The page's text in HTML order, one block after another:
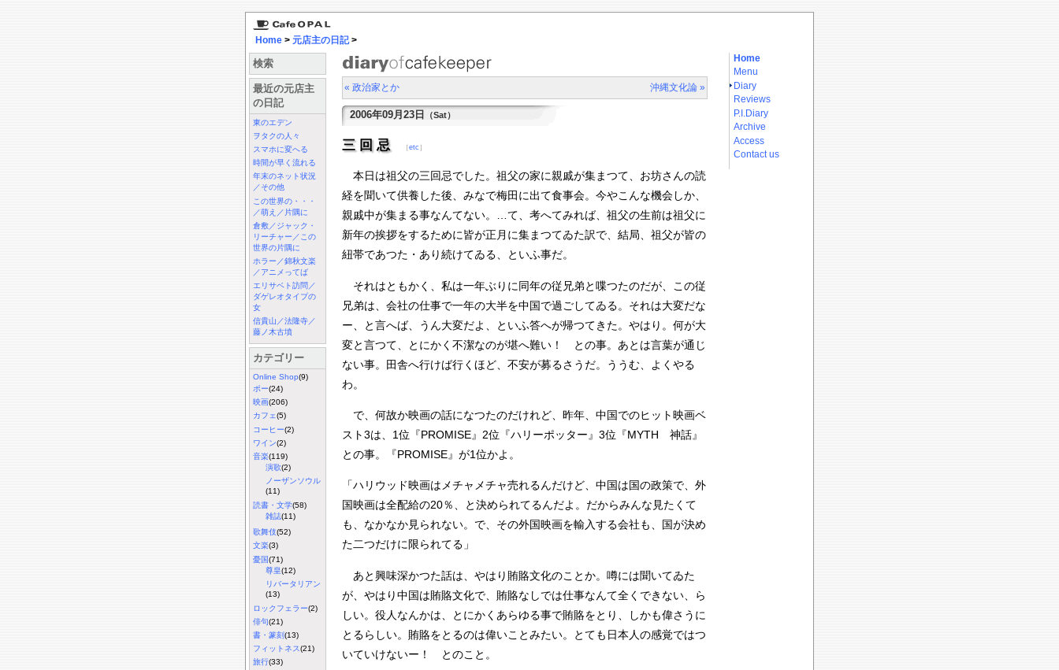
Home > 元店主の日記>
検索
最近の元店主
の日記
東のエデン
ヲタクの人々
スマホに変へる
時間が早く流れる
年末のネット状況
／その他
この世界の・・・
／萌え／片隅に
倉敷／ジャック・
リーチャー／この
世界の片隅に
ホラー／錦秋文楽
／アニメってば
エリサベト訪問／
ダゲレオタイプの
女
信貴山／法隆寺／
藤ノ木古墳
カテゴリー
Online Shop(9)
ポー(24)
映画(206)
カフェ(5)
コーヒー(2)
ワイン(2)
音楽(119)
演歌(2)
ノーザンソウル
(11)
読書・文学(58)
雑誌(11)
歌舞伎(52)
文楽(3)
憂国(71)
尊皇(12)
リバータリアン
(13)
ロックフェラー(2)
俳句(21)
書・篆刻(13)
フィットネス(21)
旅行(33)
« 政治家とか 沖縄文化論 »
2006年09月23日 （Sat）
三回忌 ［ etc ］
本日は祖父の三回忌でした。祖父の家に親戚が集まつて、お坊さんの読
経を聞いて供養した後、みなで梅田に出て食事会。今やこんな機会しか、
親戚中が集まる事なんてない。…て、考へてみれば、祖父の生前は祖父に
新年の挨拶をするために皆が正月に集まつてゐた訳で、結局、祖父が皆の
紐帯であつた・あり続けてゐる、といふ事だ。
それはともかく、私は一年ぶりに同年の従兄弟と喋つたのだが、この従
兄弟は、会社の仕事で一年の大半を中国で過ごしてゐる。それは大変だな
ー、と言へば、うん大変だよ、といふ答へが帰つてきた。やはり。何が大
変と言つて、とにかく不潔なのが堪へ難い！ との事。あとは言葉が通じ
ない事。田舎へ行けば行くほど、不安が募るさうだ。ううむ、よくやる
わ。
で、何故か映画の話になつたのだけれど、昨年、中国でのヒット映画ベ
スト3は、1位『PROMISE』2位『ハリーポッター』3位『MYTH 神話』
との事。『PROMISE』が1位かよ。
「ハリウッド映画はメチャメチャ売れるんだけど、中国は国の政策で、外
国映画は全配給の20％、と決められてるんだよ。だからみんな見たくて
も、なかなか見られない。で、その外国映画を輸入する会社も、国が決め
た二つだけに限られてる」
あと興味深かつた話は、やはり賄賂文化のことか。噂には聞いてゐた
が、やはり中国は賄賂文化で、賄賂なしでは仕事なんて全くできない、ら
しい。役人なんかは、とにかくあらゆる事で賄賂をとり、しかも偉さうに
とるらしい。賄賂をとるのは偉いことみたい。とても日本人の感覚ではつ
いていけないー！ とのこと。
Home
Menu
Diary
Reviews
P.I.Diary
Archive
Access
Contact us